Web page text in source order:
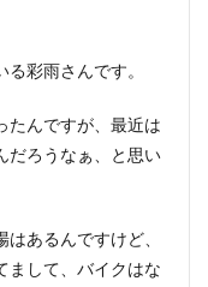
彩雨さんです。
たんですが、最近は
だろうなぁ、と思い
あるんですけど、
まして、バイクはな